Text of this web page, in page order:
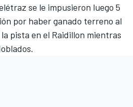
se le impusieron luego 5
por haber ganado terreno al
pista en el Raidillon mientras